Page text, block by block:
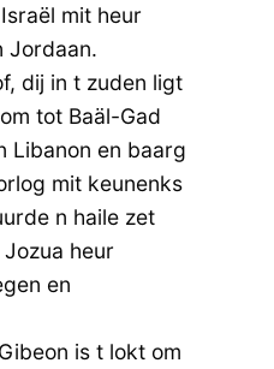
mit heur
Jordaan.
dij in t zuden ligt
tot Baäl-Gad
Libanon en baarg
mit keunenks
n haile zet
heur
en
is t lokt om